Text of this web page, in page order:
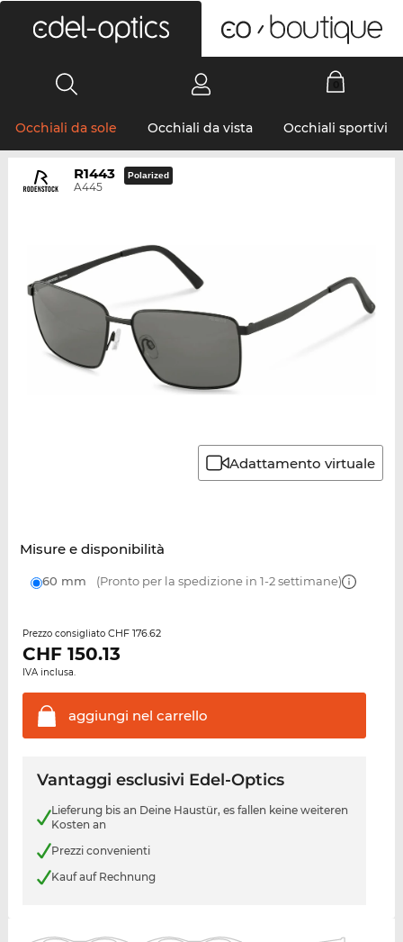
Occhiali da sole Occhiali da vista Occhiali sportivi
R1443
A445
Polarized
Adattamento virtuale
Misure e disponibilità
60 mm (Pronto per la spedizione in 1-2 settimane)
Prezzo consigliato CHF 176.62
CHF 150.13
IVA inclusa.
aggiungi nel carrello
Vantaggi esclusivi Edel-Optics
Lieferung bis an Deine Haustür, es fallen keine weiteren
Kosten an
Prezzi convenienti
Kauf auf Rechnung